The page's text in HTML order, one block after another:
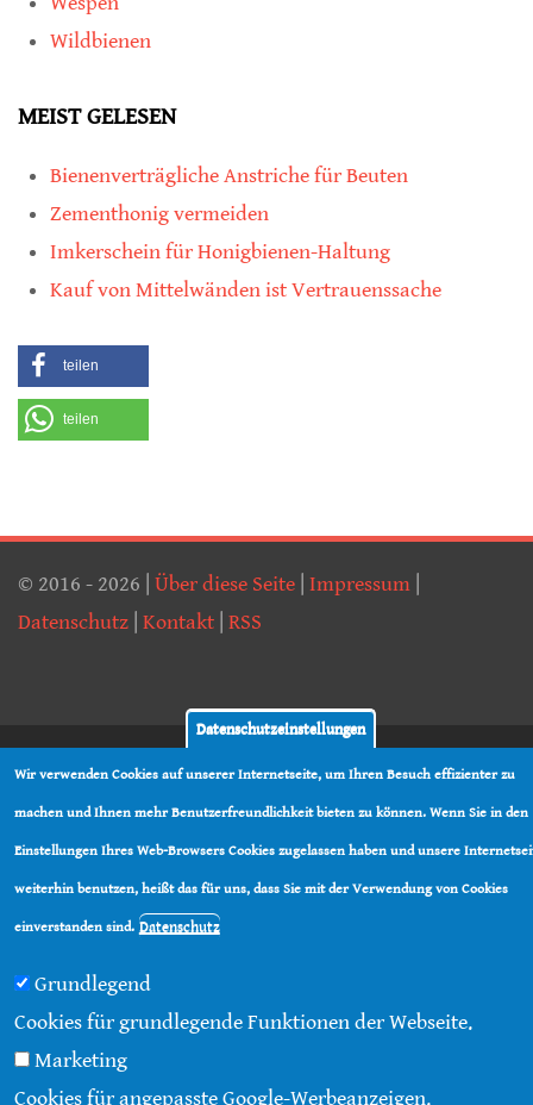
Wildbienen
MEIST GELESEN
Bienenverträgliche Anstriche für Beuten
Zementhonig vermeiden
Imkerschein für Honigbienen-Haltung
Kauf von Mittelwänden ist Vertrauenssache
teilen
teilen
© 2016 - 2026 | Über diese Seite Impressum
Datenschutz Kontakt RSS
Datenschutzeinstellungen
Wir verwenden Cookies auf unserer Internetseite, um Ihren Besuch effizienter zu
machen und Ihnen mehr Benutzerfreundlichkeit bieten zu können. Wenn Sie in den
Einstellungen Ihres Web-Browsers Cookies zugelassen haben und unsere
weiterhin benutzen, heißt das für uns, dass Sie mit der Verwendung von Cookies
einverstanden sind. Datenschutz
Grundlegend
Cookies für grundlegende Funktionen der Webseite.
Marketing
Cookies für angepasste Google-Werbeanzeigen.